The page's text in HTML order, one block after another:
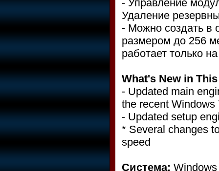
- Управление
Удаление
- Можно создать в
размером до 256
работает только
What's New in
- Updated main
the recent
- Updated setup
* Several changes
speed
Система: